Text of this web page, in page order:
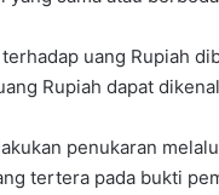
uang Rupiah
Rupiah dapat
penukaran
tertera pada bukti